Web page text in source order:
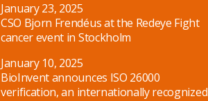
January 23, 2025
CSO Bjorn Frendéus at the Redeye Fight
cancer event in Stockholm
January 10, 2025
BioInvent announces ISO 26000
verification, an internationally recognized